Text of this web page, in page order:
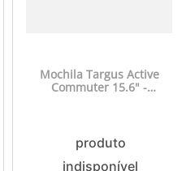
Mochila Targus Active
Commuter 15.6" -